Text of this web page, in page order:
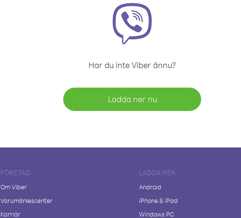
Har du inte Viber ännu?
Ladda ner nu
FÖRETAG
Om Viber
Varumärkescenter
Karriär
LADDA NER
Android
iPhone & iPad
Windows PC